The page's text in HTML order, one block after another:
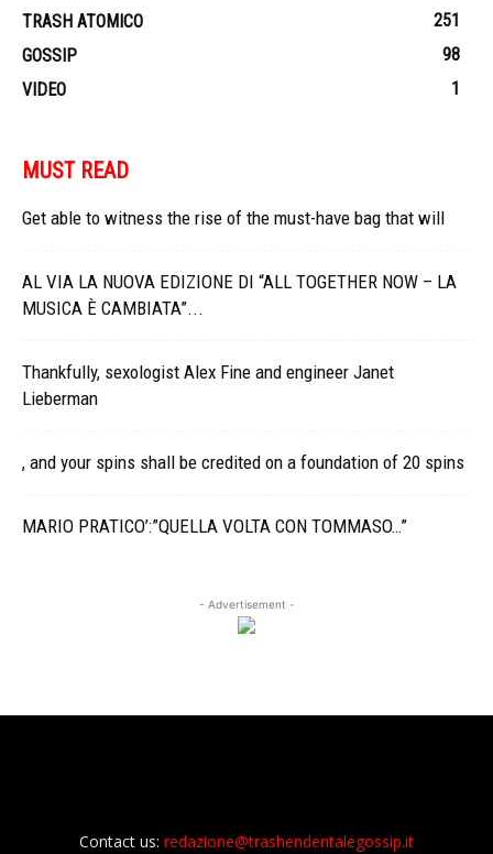
TRASH ATOMICO
251
GOSSIP
98
VIDEO
1
MUST READ
Get able to witness the rise of the must-have bag that will
AL VIA LA NUOVA EDIZIONE DI “ALL TOGETHER NOW – LA
MUSICA È CAMBIATA”...
Thankfully, sexologist Alex Fine and engineer Janet
Lieberman
, and your spins shall be credited on a foundation of 20 spins
MARIO PRATICO’:”QUELLA VOLTA CON TOMMASO…”
- Advertisement -
Contact us: redazione@trashendentalegossip.it